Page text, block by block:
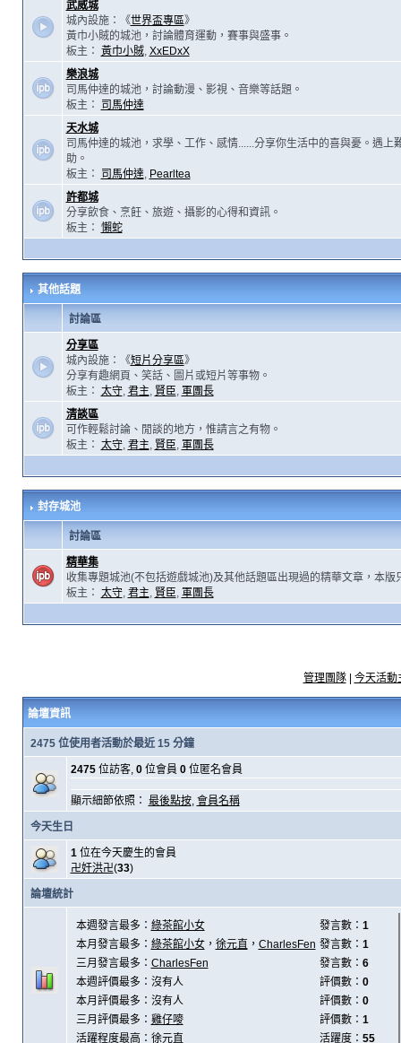
武威城
城內設施：《世界盃專區》
黃巾小賊的城池，討論體育運動，賽事與盛事。
板主： 黃巾小賊, XxEDxX
樂浪城
司馬仲達的城池，討論動漫、影視、音樂等話題。
板主：
司馬仲達
天水城
司馬仲達的城池，求學、工作、感情......分享你生活中的喜與憂。遇上
助。
板主：
司馬仲達, Pearltea
許都城
分享飲食、烹飪、旅遊、攝影的心得和資訊。
板主： 懶蛇
其他話題
討論區
分享區
城內設施：《短片分享區》
分享有趣網頁、笑話、圖片或短片等事物。
板主： 太守, 君主, 賢臣, 軍團長
清談區
可作輕鬆討論、閒談的地方，惟請言之有物。
板主： 太守, 君主, 賢臣, 軍團長
封存城池
討論區
精華集
收集專題城池(不包括遊戲城池)及其他話題區出現過的精華文章，本版
板主： 太守, 君主, 賢臣, 軍團長
管理團隊| 今天活動
論壇資訊
2475 位使用者活動於最近 15 分鐘
2475位訪客, 0位會員 0位匿名會員
顯示細節依照： 最後點按, 會員名稱
今天生日
1位在今天慶生的會員
卍奸洪卍(33)
論壇統計
本週發言最多： 綠茶館小女 發言數： 1
本月發言最多： 綠茶館小女， 徐元直 ， CharlesFen 發言數： 1
三月發言最多： CharlesFen 發言數： 6
本週評價最多：沒有人
評價數： 0
本月評價最多：沒有人
評價數： 0
三月評價最多： 雞仔嘜 評價數： 1
活躍程度最高： 徐元直 活躍度： 55